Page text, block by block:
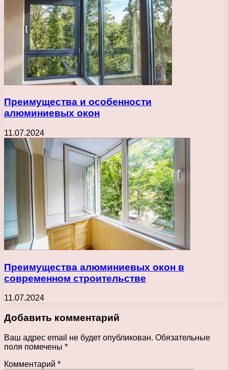
Преимущества и особенности
алюминиевых окон
11.07.2024
Преимущества алюминиевых окон в
современном строительстве
11.07.2024
Добавить комментарий
Ваш адрес email не будет опубликован. Обязательные
поля помечены *
Комментарий *